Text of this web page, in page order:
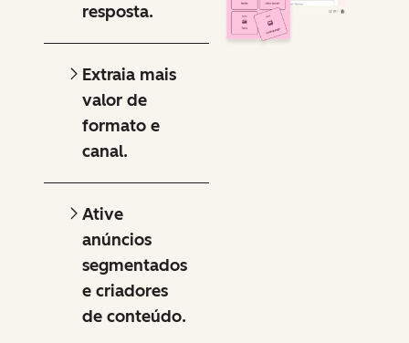
resposta.
Extraia mais
valor de
formato e
canal.
Ative
anúncios
segmentados
e criadores
de conteúdo.